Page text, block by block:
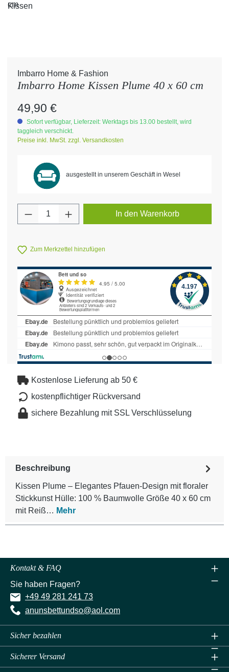
Imbarro Home & Fashion
Imbarro Home Kissen Plume 40 x 60 cm
Regulärer Preis:
49,90 €
Sofort verfügbar, Lieferzeit: Werktags bis 13.00 bestellt, wird
taggleich verschickt.
Preise inkl. MwSt. zzgl. Versandkosten
ausgestellt in unserem Geschäft in Wesel
Produkt Anzahl: Gib den gewünschten
In den Warenkorb
Zum Merkzettel hinzufügen
Kostenlose Lieferung ab 50 €
kostenpflichtiger Rückversand
sichere Bezahlung mit SSL Verschlüsselung
Beschreibung
Kissen Plume – Elegantes Pfauen-Design mit floraler
Stickkunst Hülle: 100 % Baumwolle Größe 40 x 60 cm
mit Reiß… Mehr
Kontakt & FAQ
Sie haben Fragen?
+49 49 281 241 73
anunsbettundso@aol.com
Sicher bezahlen
Sicherer Versand